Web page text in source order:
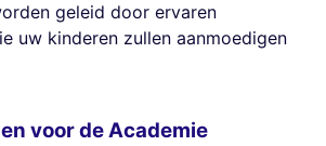
geleid door ervaren
uw kinderen zullen aanmoedigen
voor de Academie